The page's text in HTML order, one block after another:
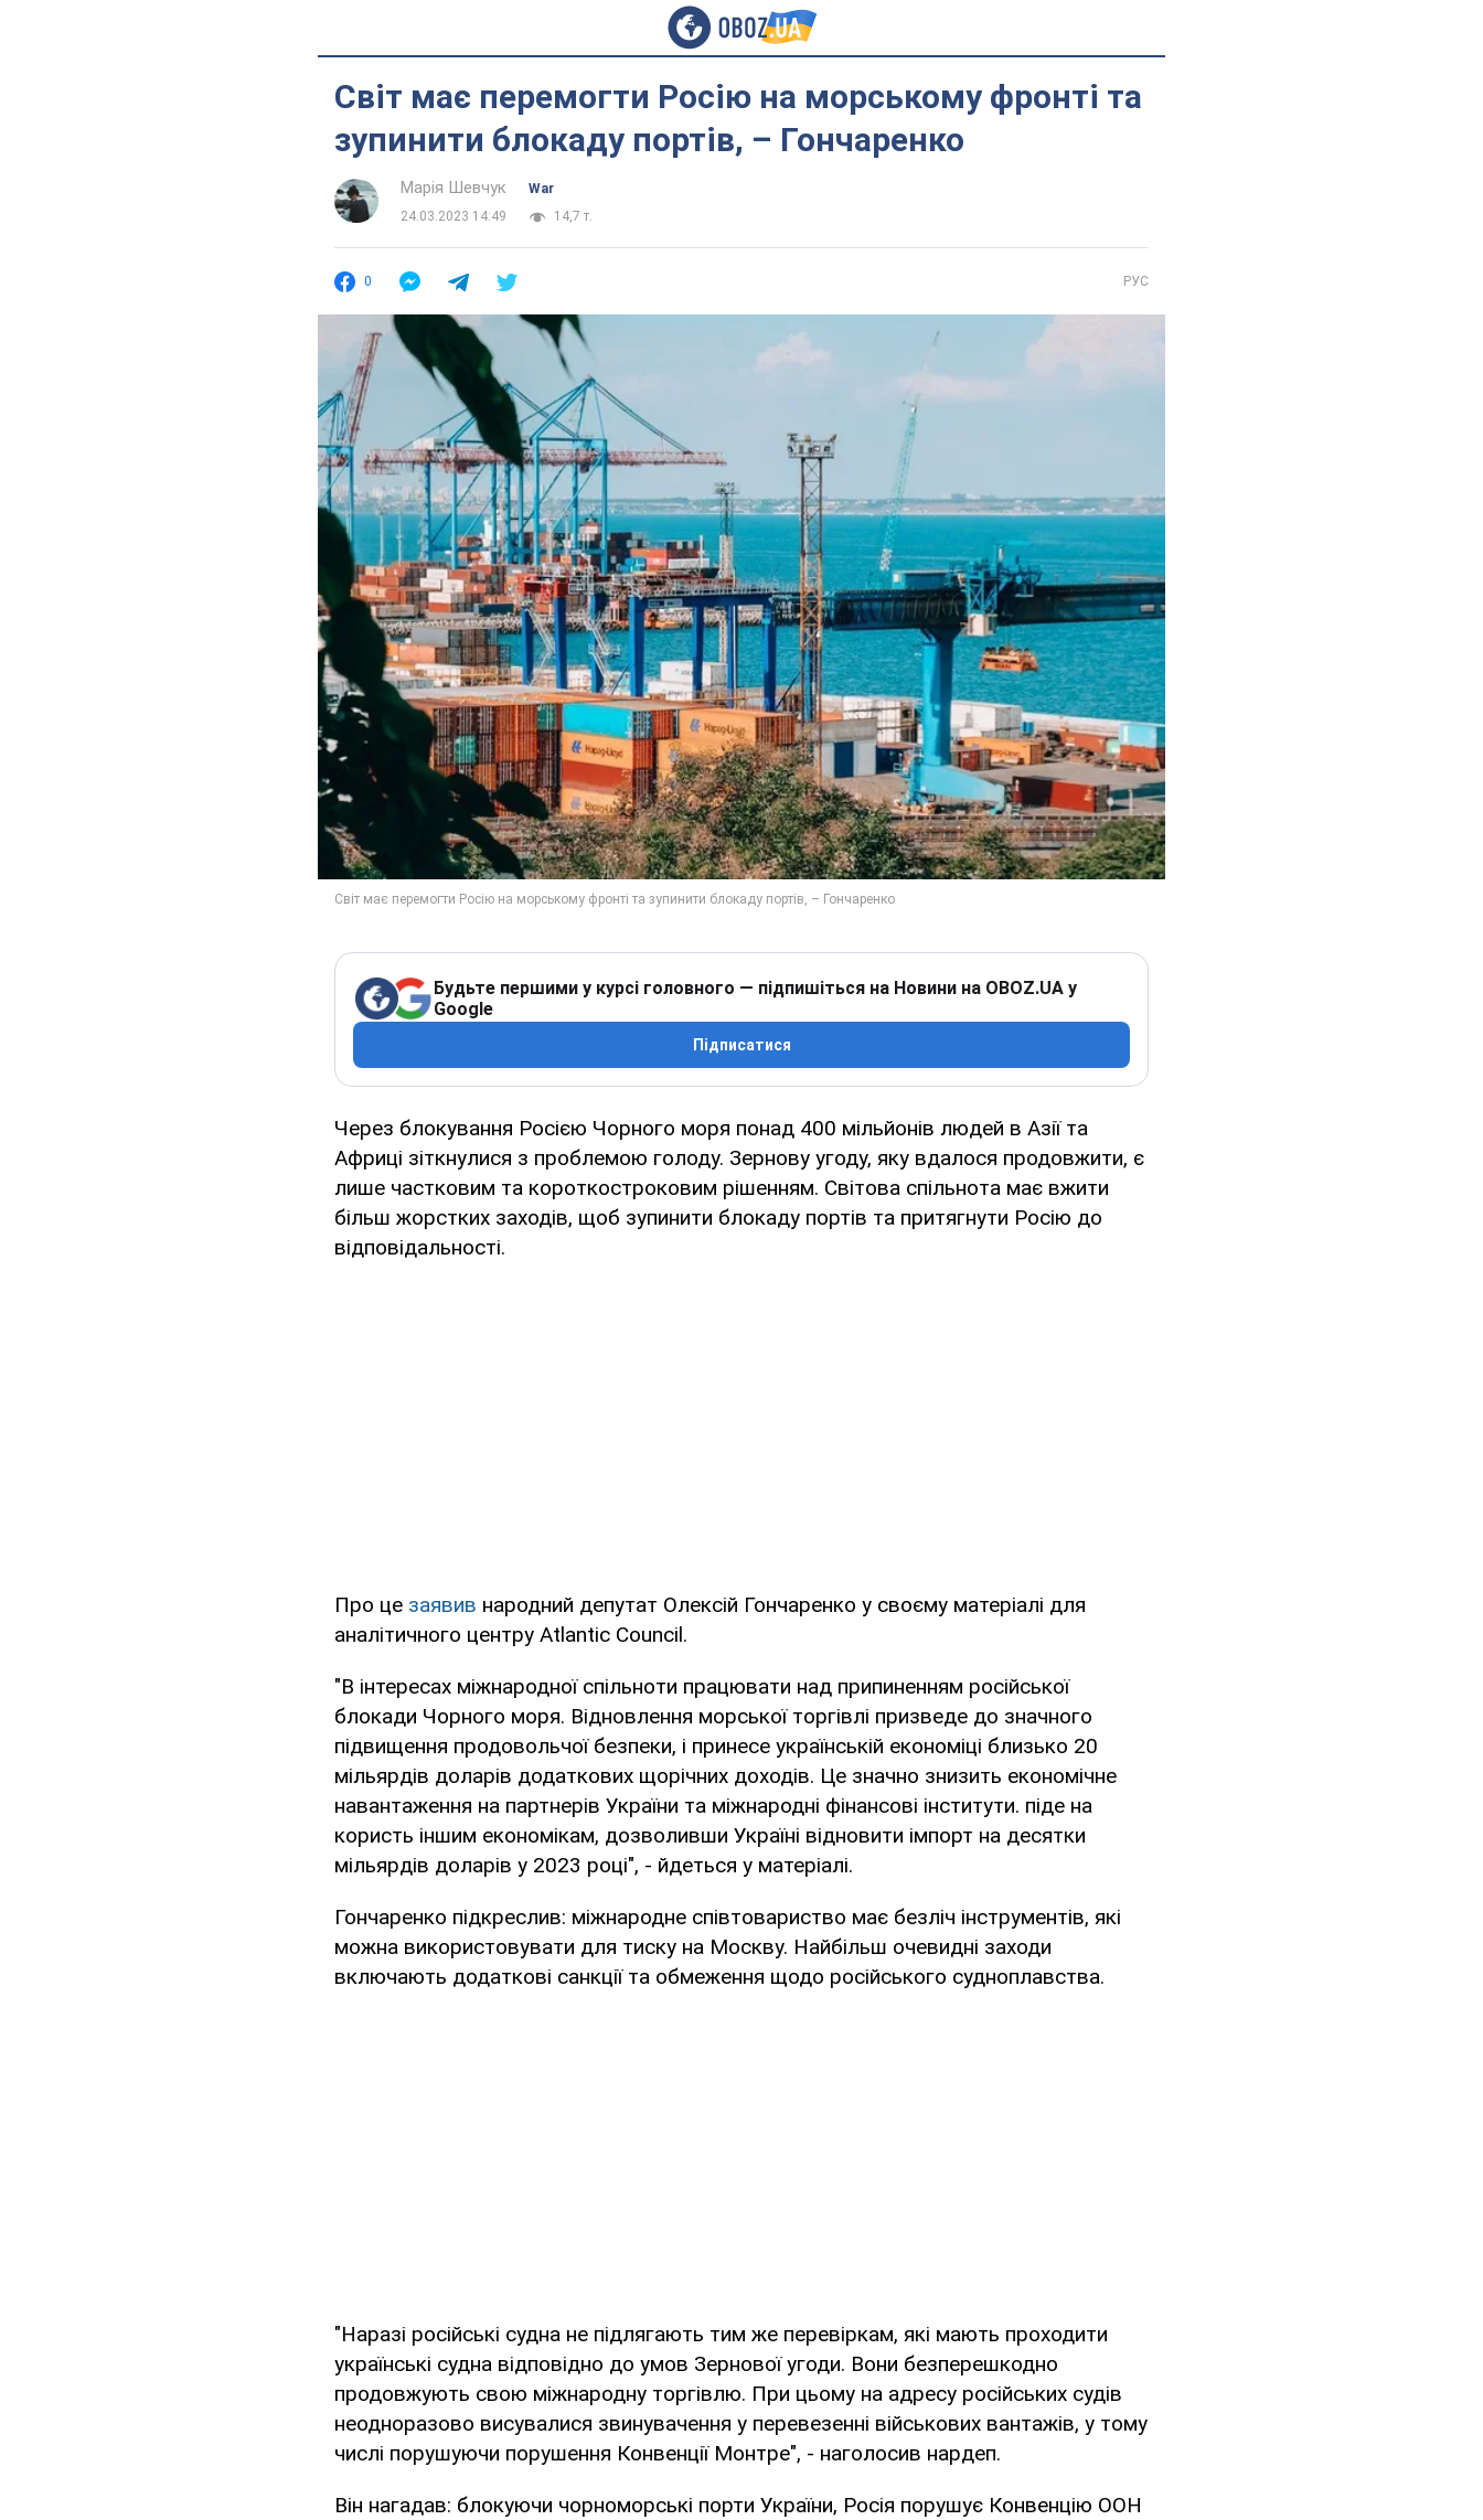
Світ має перемогти Росію на морському фронті та
зупинити блокаду портів, – Гончаренко
Марія Шевчук
War
24.03.2023 14:49
14,7 т.
0 РУС
Будьте першими у курсі головного — підпишіться на Новини на OBOZ.UA у
Google
Підписатися
Через блокування Росією Чорного моря понад 400 мільйонів людей в Азії та
Африці зіткнулися з проблемою голоду. Зернову угоду, яку вдалося продовжити, є
лише частковим та короткостроковим рішенням. Світова спільнота має вжити
більш жорстких заходів, щоб зупинити блокаду портів та притягнути Росію до
відповідальності.
Про це заявив народний депутат Олексій Гончаренко у своєму матеріалі для
аналітичного центру Atlantic Council.
"В інтересах міжнародної спільноти працювати над припиненням російської
блокади Чорного моря. Відновлення морської торгівлі призведе до значного
підвищення продовольчої безпеки, і принесе українській економіці близько 20
мільярдів доларів додаткових щорічних доходів. Це значно знизить економічне
навантаження на партнерів України та міжнародні фінансові інститути. піде на
користь іншим економікам, дозволивши Україні відновити імпорт на десятки
мільярдів доларів у 2023 році", - йдеться у матеріалі.
Гончаренко підкреслив: міжнародне співтовариство має безліч інструментів, які
можна використовувати для тиску на Москву. Найбільш очевидні заходи
включають додаткові санкції та обмеження щодо російського судноплавства.
"Наразі російські судна не підлягають тим же перевіркам, які мають проходити
українські судна відповідно до умов Зернової угоди. Вони безперешкодно
продовжують свою міжнародну торгівлю. При цьому на адресу російських судів
неодноразово висувалися звинувачення у перевезенні військових вантажів, у тому
числі порушуючи порушення Конвенції Монтре", - наголосив нардеп.
Він нагадав: блокуючи чорноморські порти України, Росія порушує Конвенцію ООН